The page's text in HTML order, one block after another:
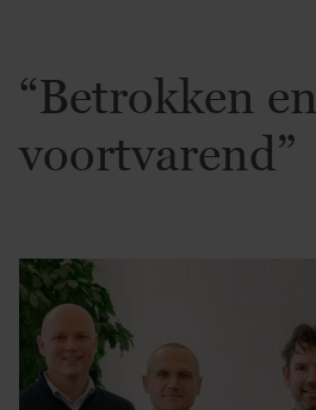
“Betrokken en
voortvarend”